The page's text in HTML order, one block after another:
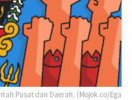
Pusat dan Daerah. (Mojok.co/Ega